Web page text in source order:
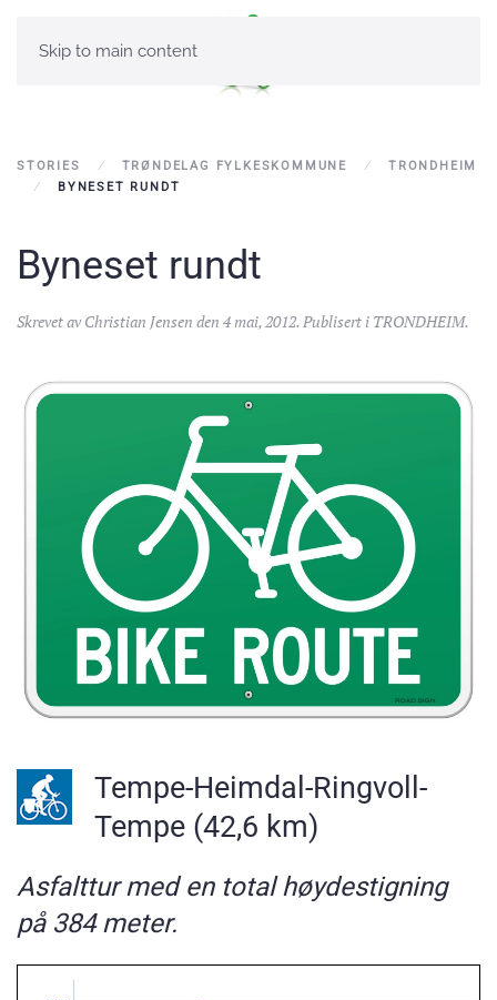
Skip to main content
STORIES TRØNDELAG FYLKESKOMMUNE
TRONDHEIM
BYNESET RUNDT
Byneset rundt
Skrevet avChristian Jensen den 4 mai, 2012. Publisert i TRONDHEIM.
Tempe-Heimdal-Ringvoll-
Tempe (42,6 km)
Asfalttur med en total høydestigning
på 384 meter.